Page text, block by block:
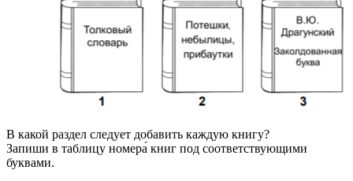
В какой раздел следует добавить каждую книгу?
Запиши в таблицу номера́ книг под соответствующими
буквами.